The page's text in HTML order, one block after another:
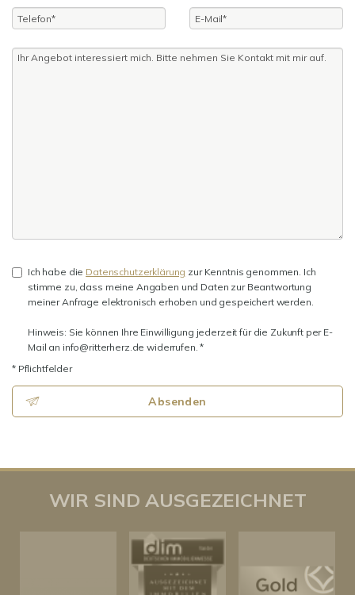
Ich habe die Datenschutzerklärung zur Kenntnis genommen. Ich
stimme zu, dass meine Angaben und Daten zur Beantwortung
meiner Anfrage elektronisch erhoben und gespeichert werden.
Hinweis: Sie können Ihre Einwilligung jederzeit für die Zukunft per E-
Mail an info@ritterherz.de widerrufen. *
* Pflichtfelder
Absenden
WIR SIND AUSGEZEICHNET